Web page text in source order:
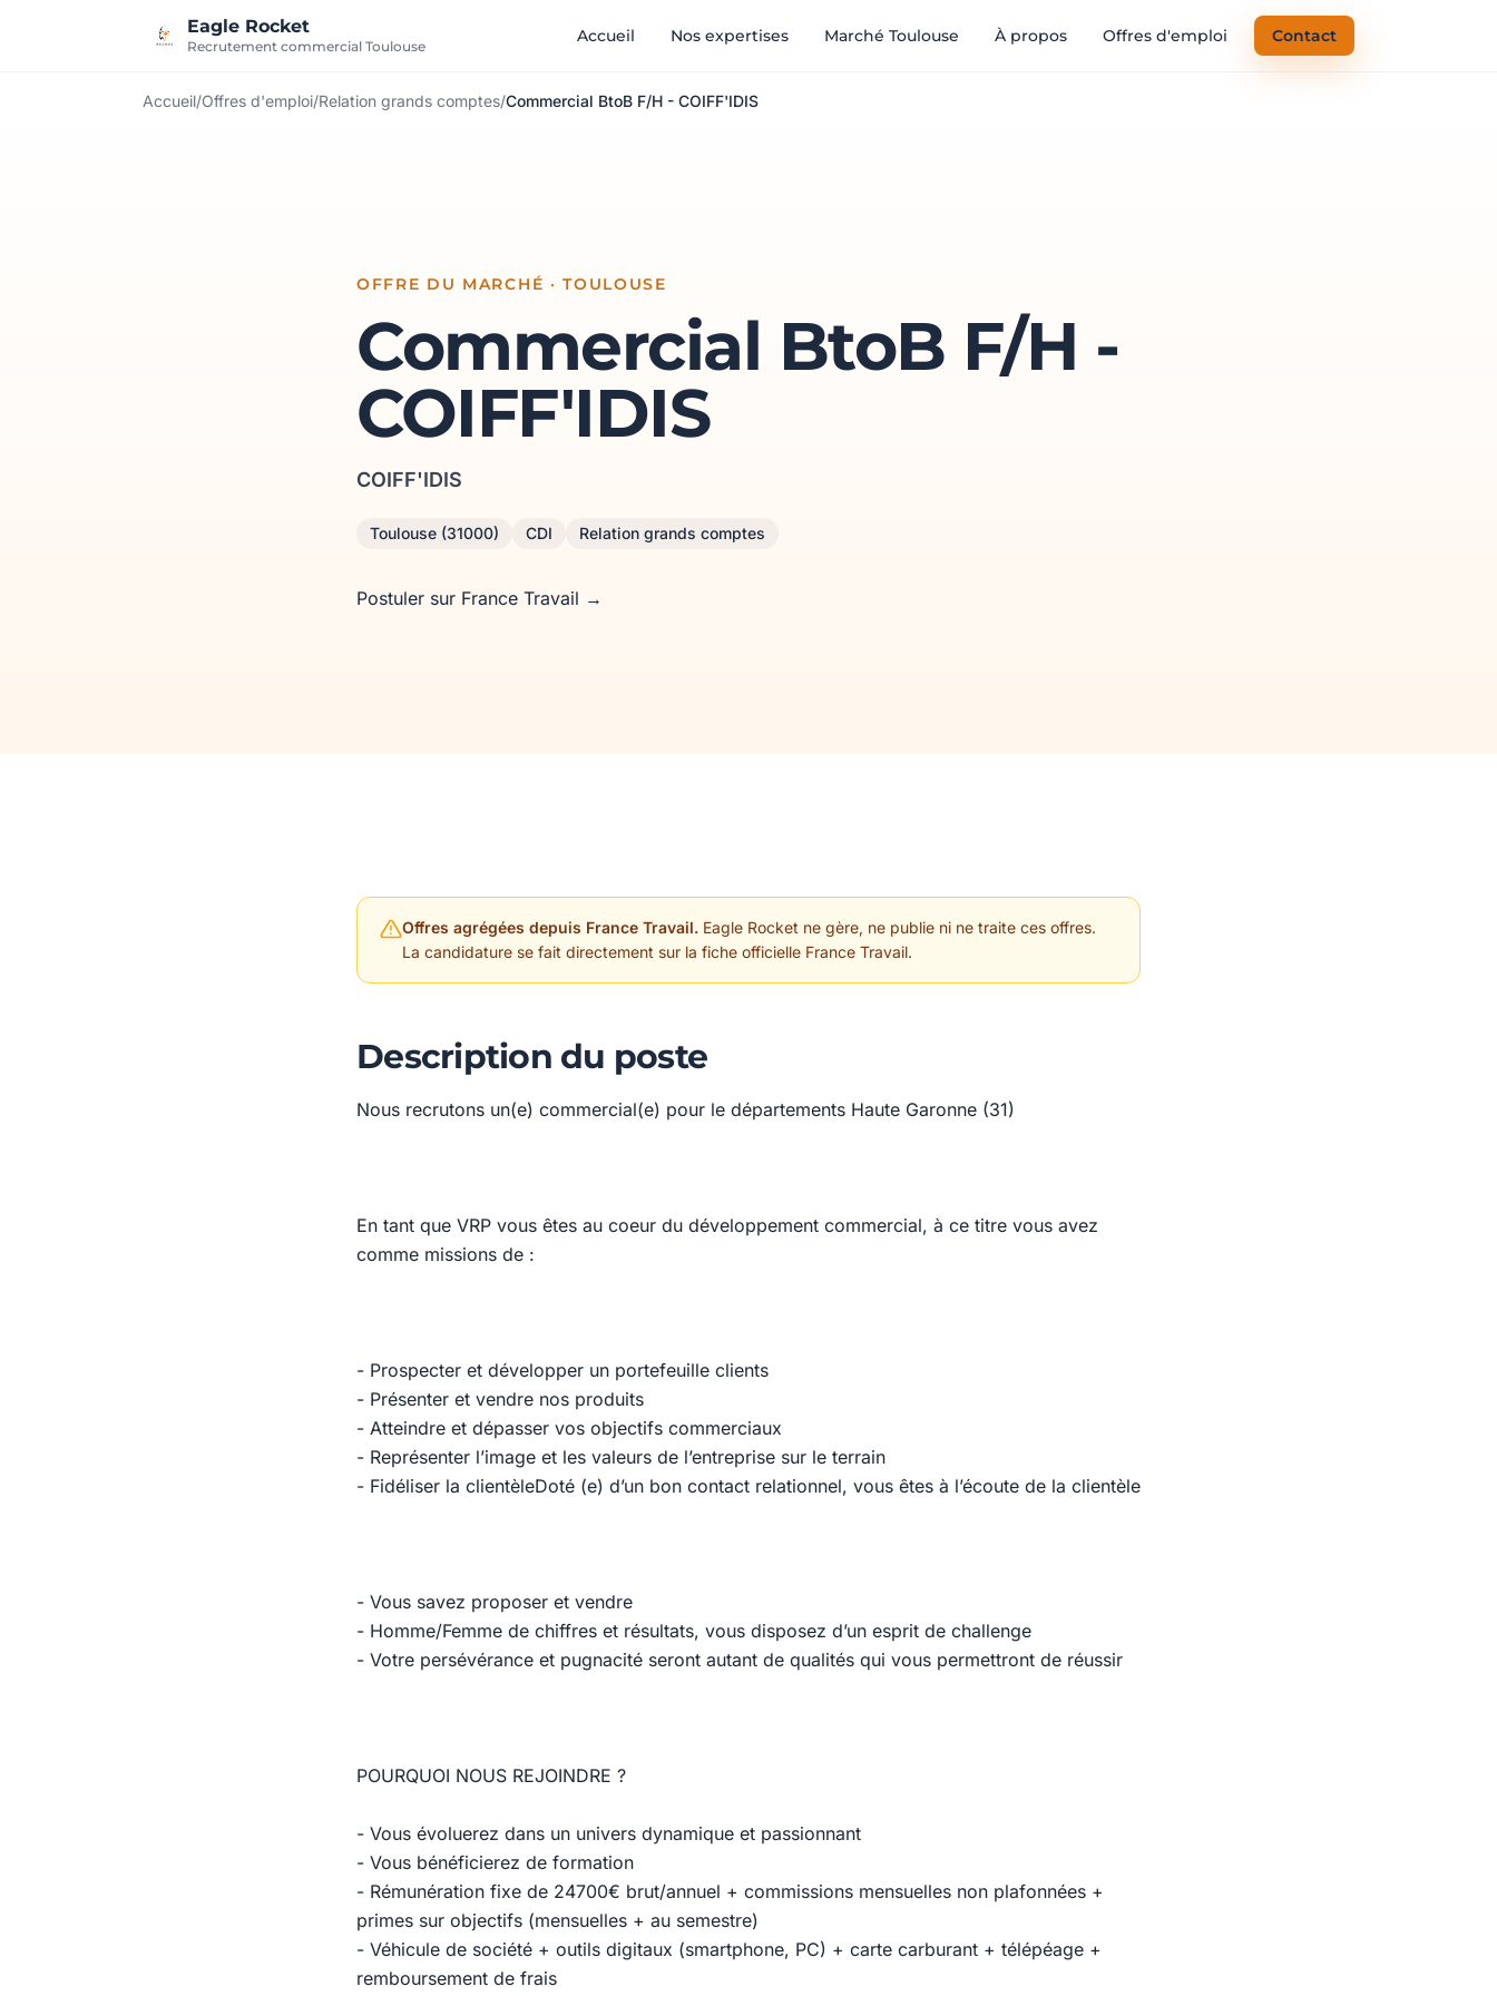
Eagle Rocket
Recrutement commercial Toulouse
Accueil Nos expertises Marché Toulouse À propos Offres d'emploi Contact
Accueil/Offres d'emploi/Relation grands comptes/Commercial BtoB F/H - COIFF'IDIS
OFFRE DU MARCHÉ · TOULOUSE
Commercial BtoB F/H -
COIFF'IDIS
COIFF'IDIS
Toulouse (31000) CDI Relation grands comptes
Postuler sur France Travail →
Offres agrégées depuis France Travail. Eagle Rocket ne gère, ne publie ni ne traite ces offres.
La candidature se fait directement sur la fiche officielle France Travail.
Description du poste
Nous recrutons un(e) commercial(e) pour le départements Haute Garonne (31)
En tant que VRP vous êtes au coeur du développement commercial, à ce titre vous avez
comme missions de :
- Prospecter et développer un portefeuille clients
- Présenter et vendre nos produits
- Atteindre et dépasser vos objectifs commerciaux
- Représenter l’image et les valeurs de l’entreprise sur le terrain
- Fidéliser la clientèleDoté (e) d’un bon contact relationnel, vous êtes à l’écoute de la clientèle
- Vous savez proposer et vendre
- Homme/Femme de chiffres et résultats, vous disposez d’un esprit de challenge
- Votre persévérance et pugnacité seront autant de qualités qui vous permettront de réussir
POURQUOI NOUS REJOINDRE ?
- Vous évoluerez dans un univers dynamique et passionnant
- Vous bénéficierez de formation
- Rémunération fixe de 24700€ brut/annuel + commissions mensuelles non plafonnées +
primes sur objectifs (mensuelles + au semestre)
- Véhicule de société + outils digitaux (smartphone, PC) + carte carburant + télépéage +
remboursement de frais